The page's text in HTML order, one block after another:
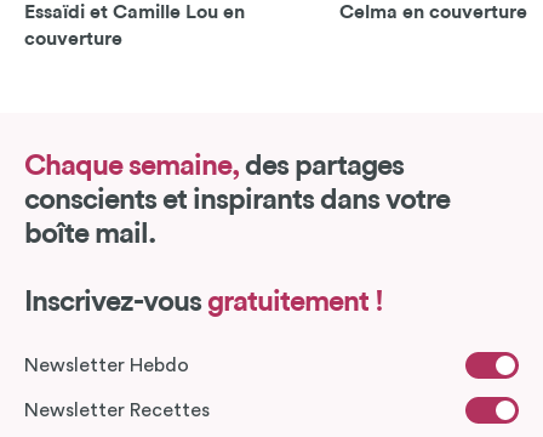
Essaïdi et Camille Lou en
couverture
Celma en couverture
Chaque semaine, des partages
conscients et inspirants dans votre
boîte mail.
Inscrivez-vous gratuitement !
Newsletter Hebdo
Newsletter Recettes